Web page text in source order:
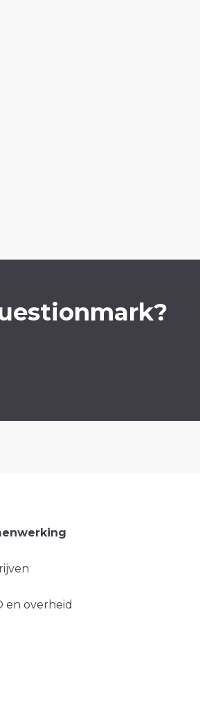
en overheid